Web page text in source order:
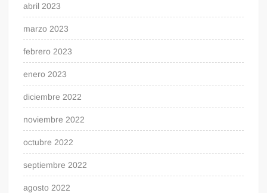
abril 2023
marzo 2023
febrero 2023
enero 2023
diciembre 2022
noviembre 2022
octubre 2022
septiembre 2022
agosto 2022